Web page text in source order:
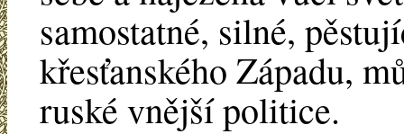
samostatné, silné,
křesťanského Západu,
ruské vnější politice.